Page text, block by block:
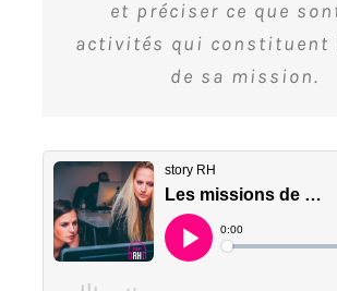
et préciser ce que
activités qui constituent
de sa mission.